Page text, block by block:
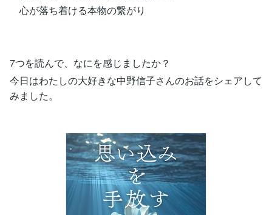
心が落ち着ける本物の繋がり
7つを読んで、なにを感じましたか？
今日はわたしの大好きな中野信子さんのお話をシェアして
みました。